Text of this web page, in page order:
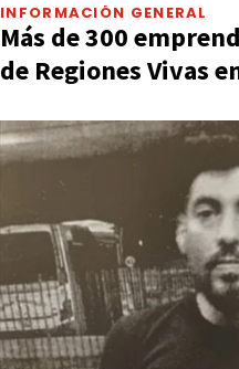
INFORMACIÓN GENERAL
Más de 300
de Regiones Vivas